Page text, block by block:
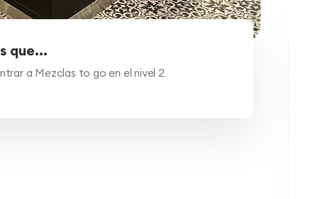
que...
a Mezclas to go en el nivel 2